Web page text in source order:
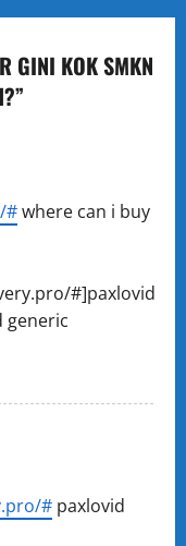
GINI KOK SMKN
”
#where can i buy
#]paxlovid
generic
# paxlovid